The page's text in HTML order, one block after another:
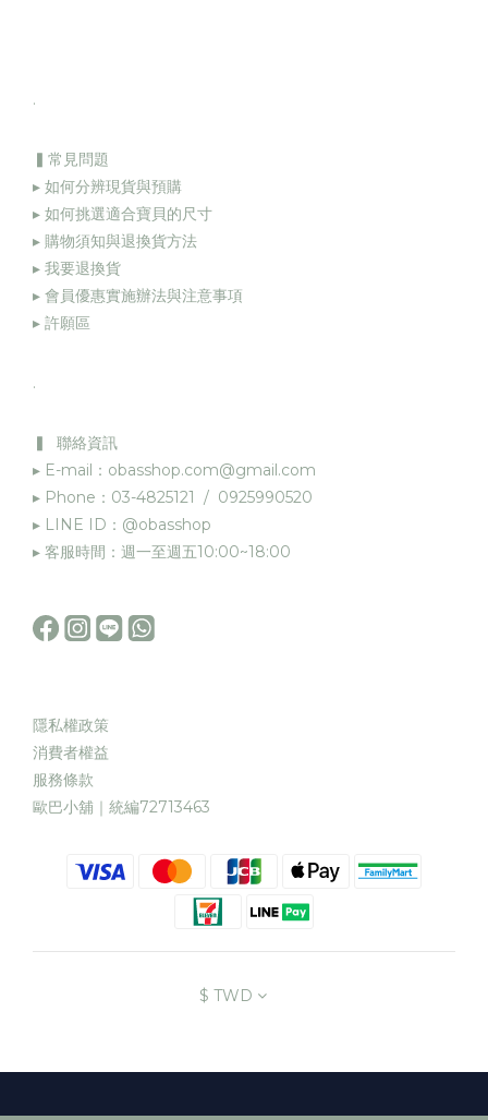
.
▍常見問題
▸ 如何分辨現貨與預購
▸ 如何挑選適合寶貝的尺寸
▸ 購物須知與退換貨方法
▸ 我要退換貨
▸ 會員優惠實施辦法與注意事項
▸ 許願區
.
▍ 聯絡資訊
▸ E-mail：obasshop.com@gmail.com
▸ Phone：03-4825121 / 0925990520
▸ LINE ID：@obasshop
▸ 客服時間：週一至週五10:00~18:00
隱私權政策
消費者權益
服務條款
歐巴小舖｜統編72713463
$ TWD